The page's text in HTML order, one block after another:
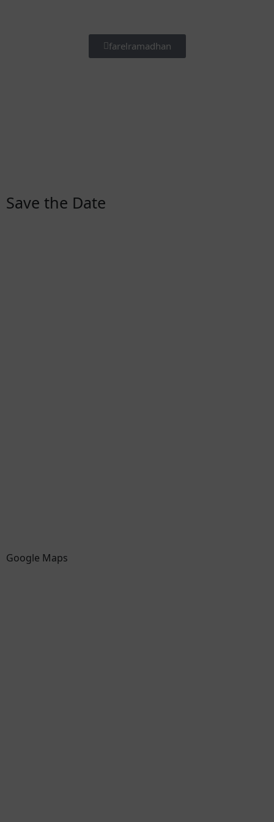
farelramadhan
Save the Date
Google Maps